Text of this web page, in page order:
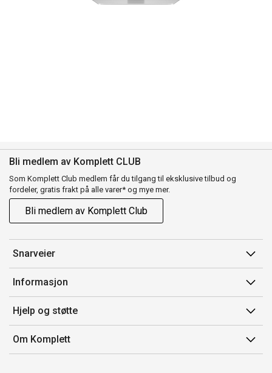
Bli medlem av Komplett CLUB
Som Komplett Club medlem får du tilgang til eksklusive tilbud og
fordeler, gratis frakt på alle varer* og mye mer.
Bli medlem av Komplett Club
Snarveier
Min side
Ordreoversikt
Flex
Komplett Club
Informasjon
Salgsbetingelser
Medlemsvilkår for Komplett Club
Merker/produsent
Hjelp og støtte
Kontakt oss
Kundeservice
Om Komplett